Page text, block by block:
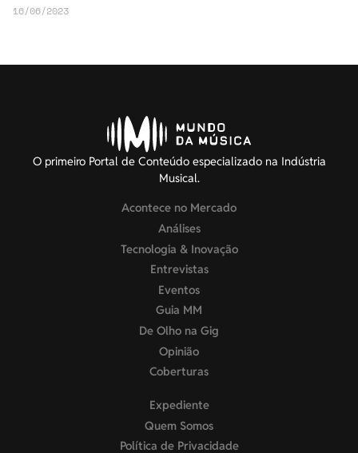
16/06/2023
O primeiro Portal de Conteúdo especializado na Indústria
Musical.
Acontece no Mercado
Análises
Tecnologia & Inovação
Entrevistas
Eventos
Guia MM
De Olho na Gig
Opinião
Coberturas
Expediente
Quem Somos
Política de Privacidade